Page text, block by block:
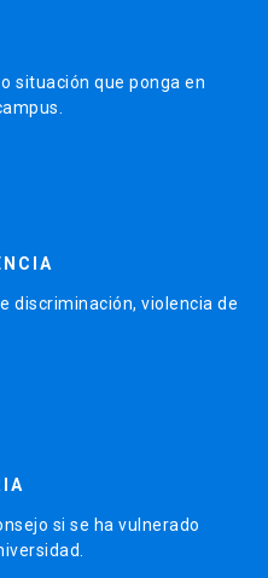
situación que ponga en
discriminación, violencia de
si se ha vulnerado